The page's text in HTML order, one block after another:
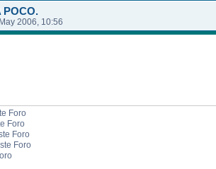
POCO.
2006, 10:56
Foro
Foro
Foro
Foro